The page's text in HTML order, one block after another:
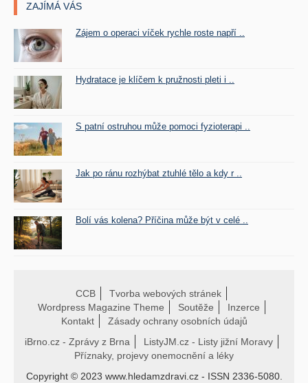
ZAJÍMÁ VÁS
Zájem o operaci víček rychle roste napří ..
Hydratace je klíčem k pružnosti pleti i ..
S patní ostruhou může pomoci fyzioterapi ..
Jak po ránu rozhýbat ztuhlé tělo a kdy r ..
Bolí vás kolena? Příčina může být v celé ..
CCB
Tvorba webových stránek
Wordpress Magazine Theme
Soutěže
Inzerce
Kontakt
Zásady ochrany osobních údajů
iBrno.cz - Zprávy z Brna
ListyJM.cz - Listy jižní Moravy
Příznaky, projevy onemocnění a léky
Copyright © 2023 www.hledamzdravi.cz - ISSN 2336-5080.